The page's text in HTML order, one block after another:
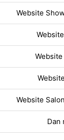
Website
Website
Dan